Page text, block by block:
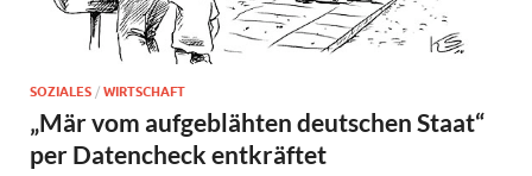
SOZIALES / WIRTSCHAFT
„Mär vom aufgeblähten deutschen Staat“
per Datencheck entkräftet